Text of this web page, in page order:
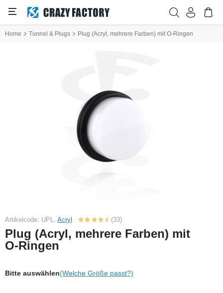
Home Tunnel & Plugs Plug (Acryl, mehrere Farben) mit O-Ringen
Artikelcode: UPL, Acryl (33)
Plug (Acryl, mehrere Farben) mit
O-Ringen
Bitte auswählen(Welche Größe passt?)